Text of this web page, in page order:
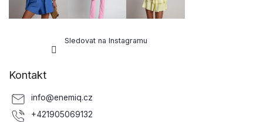
Sledovat na Instagramu
Kontakt
info@enemiq.cz
+421905069132